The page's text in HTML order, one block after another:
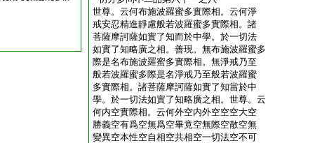
世尊。云何布施波羅蜜多實際相。云何淨
戒安忍精進靜慮般若波羅蜜多實際相。諸
菩薩摩訶薩如實了知而於中學。於一切法
如實了知略廣之相。善現。無布施波羅蜜多
際是名布施波羅蜜多實際相。無淨戒乃至
般若波羅蜜多際是名淨戒乃至般若波羅蜜
多實際相。諸菩薩摩訶薩如實了知當於中
學。於一切法如實了知略廣之相。世尊。云
何内空實際相。云何外空内外空空空大空
勝義空有爲空無爲空畢竟空無際空散空無
變異空本性空自相空共相空一切法空不可